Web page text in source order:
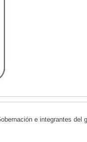
e integrantes del